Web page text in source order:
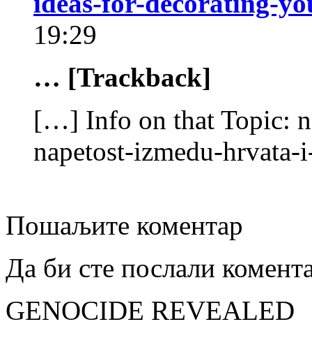
19:29
… [Trackback]
[…] Info on that Topic:
napetost-izmedu-
Пошаљите коментар
Да би сте послали
GENOCIDE REVEALED